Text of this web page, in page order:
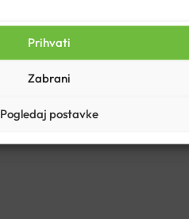
Prihvati
Zabrani
Pogledaj postavke